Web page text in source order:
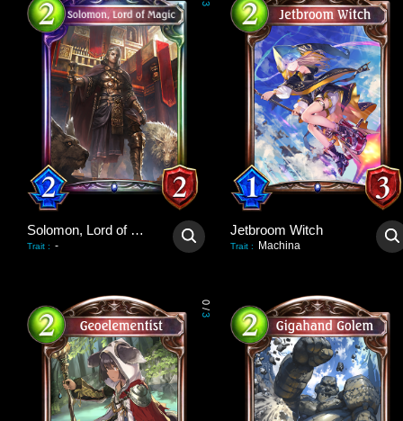
3
Solomon, Lord of Magic
Trait : -
Jetbroom Witch
Trait : Machina
0
/
3